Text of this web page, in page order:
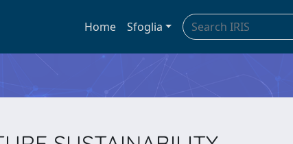
Home Sfoglia